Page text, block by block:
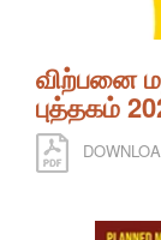
விற்பனை
புத்தகம்